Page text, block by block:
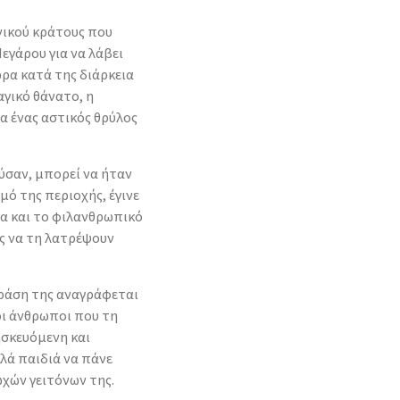
κράτους που
για να λάβει
κατά της διάρκεια
θάνατο, η
ένας αστικός θρύλος
μπορεί να ήταν
της περιοχής, έγινε
και το φιλανθρωπικό
να τη λατρέψουν
της αναγράφεται
άνθρωποι που τη
και
παιδιά να πάνε
γειτόνων της.